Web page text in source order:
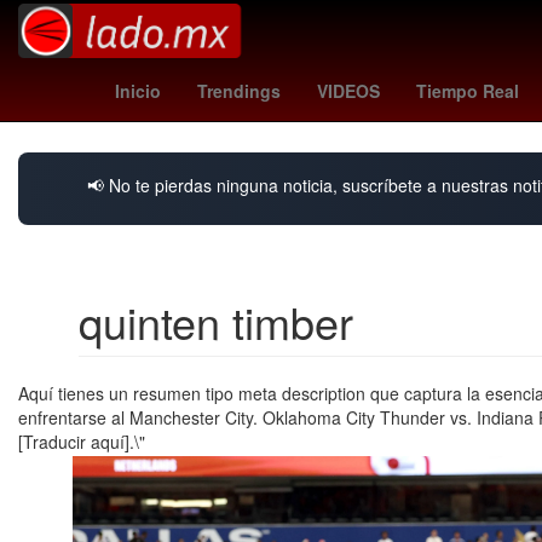
Inicio Trendings VIDEOS Tiempo Real
Pago partidos de leagues cup
📢 No te pierdas ninguna noticia, suscríbete a nuestras
quinten timber
Aquí tienes un resumen tipo meta description que captura la
enfrentarse al Manchester City. Oklahoma City Thunder vs.
[Traducir aquí].\"